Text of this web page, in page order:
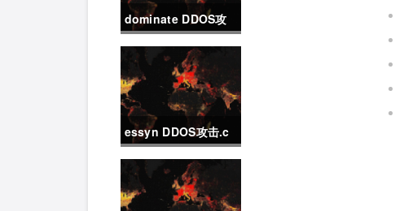
dominate DDOS攻
击.c
essyn DDOS攻击.c